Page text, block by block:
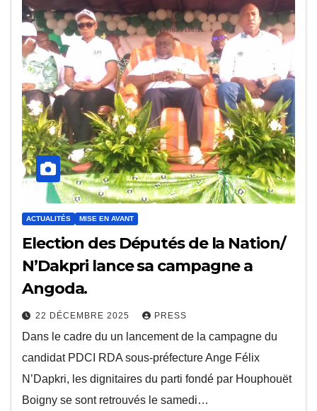
ACTUALITÉS MISE EN AVANT
Election des Députés de la Nation/
N’Dakpri lance sa campagne a
Angoda.
22 DÉCEMBRE 2025 PRESS
Dans le cadre du un lancement de la campagne du
candidat PDCI RDA sous-préfecture Ange Félix
N’Dapkri, les dignitaires du parti fondé par Houphouët
Boigny se sont retrouvés le samedi…